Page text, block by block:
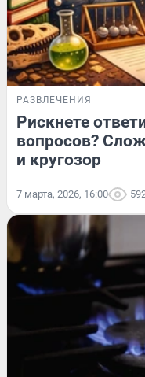
РАЗВЛЕЧЕНИЯ
Рискнете
вопросов?
и кругозор
7 марта, 2026, 16:00